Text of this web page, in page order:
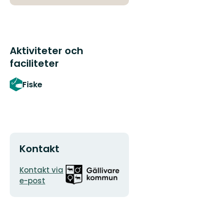
Aktiviteter och
faciliteter
Fiske
Kontakt
E-
postadress
Kontakt via
e-post
Organisationens
logotyp